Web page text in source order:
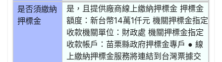
是否須繳納
押標金
是，且提供廠商線上繳納押標金 押標金
額度：新台幣14萬1仟元 機關押標金指定
收款機關單位：財政處 機關押標金指定
收款帳戶：苗栗縣政府押標金專戶 ● 線
上繳納押標金服務將連結到台灣票據交